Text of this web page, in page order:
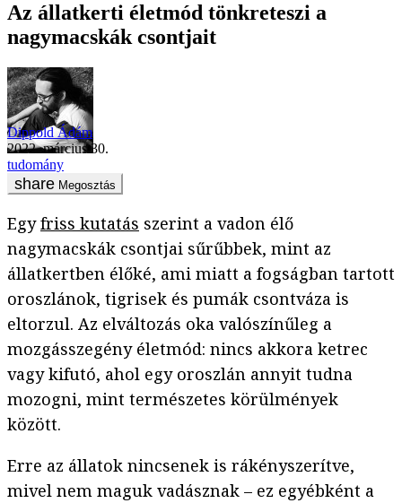
Az állatkerti életmód tönkreteszi a
nagymacskák csontjait
Dippold Ádám
2022. március 30.
tudomány
Megosztás
Egyfriss kutatás szerint a vadon élő
nagymacskák csontjai sűrűbbek, mint az
állatkertben élőké, ami miatt a fogságban tartott
oroszlánok, tigrisek és pumák csontváza is
eltorzul. Az elváltozás oka valószínűleg a
mozgásszegény életmód: nincs akkora ketrec
vagy kifutó, ahol egy oroszlán annyit tudna
mozogni, mint természetes körülmények
között.
Erre az állatok nincsenek is rákényszerítve,
mivel nem maguk vadásznak – ez egyébként a